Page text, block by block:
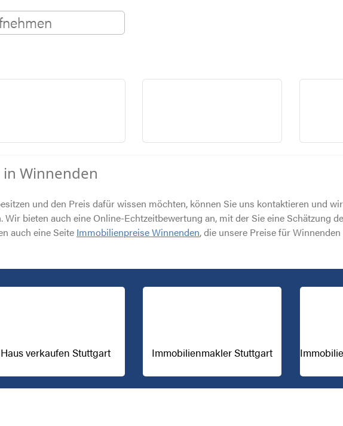
Winnenden
und den Preis dafür wissen möchten, können Sie uns kontaktieren und
bieten auch eine Online-Echtzeitbewertung an, mit der Sie eine Schätzung
auch eine Seite Immobilienpreise Winnenden, die unsere Preise für
Haus verkaufen Stuttgart Immobilienmakler Stuttgart